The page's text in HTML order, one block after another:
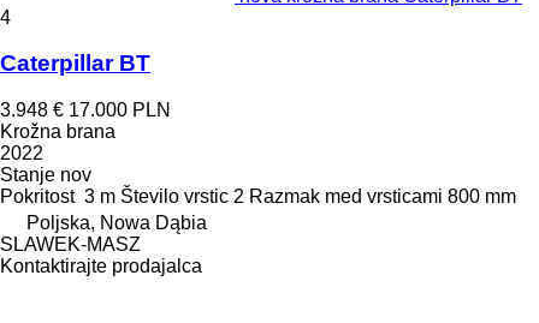
4
Caterpillar BT
3.948 € 17.000 PLN
Krožna brana
2022
Stanje nov
Pokritost 3 m Število vrstic 2 Razmak med vrsticami 800 mm
Poljska, Nowa Dąbia
SLAWEK-MASZ
Kontaktirajte prodajalca